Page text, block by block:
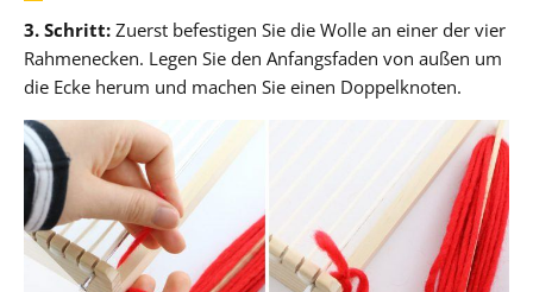
3. Schritt: Zuerst befestigen Sie die Wolle an einer der vier
Rahmenecken. Legen Sie den Anfangsfaden von außen um
die Ecke herum und machen Sie einen Doppelknoten.